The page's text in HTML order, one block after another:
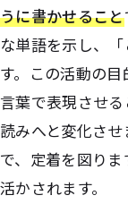
うに書かせること
な単語を示し、
す。この活動の
言葉で表現させ
読みへと変化さ
で、定着を図り
活かされます。